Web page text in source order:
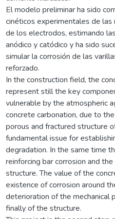
El modelo preliminar ha sido
cinéticos experimentales de las
de los electrodos, estimando
anódico y catódico y ha sido
simular la corrosión de las
reforzado.
In the construction field, the
represent still the key
vulnerable by the atmospheric
concrete carbonation, due to
porous and fractured structure
fundamental issue for
degradation. In the same time
reinforcing bar corrosion and
structure. The value of the
existence of corrosion around
deterioration of the mechanical
finally of the structure.